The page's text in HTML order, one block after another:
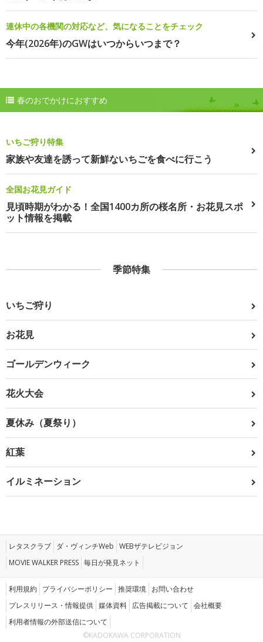
連休中の各機関の対応など、気になることをチェック
今年(2026年)のGWはいつからいつまで？
春のおでかけにおすすめ
いちご狩り特集
家族や友達を誘って新鮮ないちごを食べに行こう
全国お花見ガイド
見頃時期がわかる！全国1400カ所の桜名所・お花見スポ
ット情報を掲載
季節特集
いちご狩り
お花見
ゴールデンウィーク
花火大会
夏休み（夏祭り）
紅葉
イルミネーション
レタスクラブ ダ・ヴィンチWeb WEBザテレビジョン
MOVIE WALKER PRESS 毎日が発見ネット
利用規約 プライバシーポリシー 推奨環境 お問い合わせ
プレスリリース・情報提供 媒体資料 広告掲載について 会社概要
利用者情報の外部送信について
©KADOKAWA CORPORATION